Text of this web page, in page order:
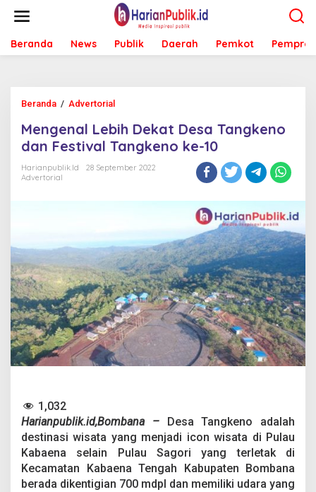
t
Beranda News Publik Daerah Pemkot Pemprov
Beranda / Advertorial
n
g
e
n
i
h
D
e
k
a
t
D
e
s
g
k
e
n
o
d
Mengenal Lebih Dekat Desa Tangkeno
dan Festival Tangkeno ke-10
Harianpublik.id
28 September 2022
Advertorial
1,032
Harianpublik.id,Bombana –
Desa Tangkeno adalah
destinasi wisata yang menjadi icon wisata di Pulau
Kabaena selain Pulau Sagori yang terletak di
Kecamatan Kabaena Tengah Kabupaten Bombana
berada dikentigian 700 mdpl dan memiliki udara yang